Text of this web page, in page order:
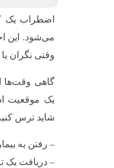
اضطراب یک
می‌شود.
وقتی نگران
گاهی وقت‌ها
یک موقعیت
شاید ترس
– رفتن به
– دریافت یک